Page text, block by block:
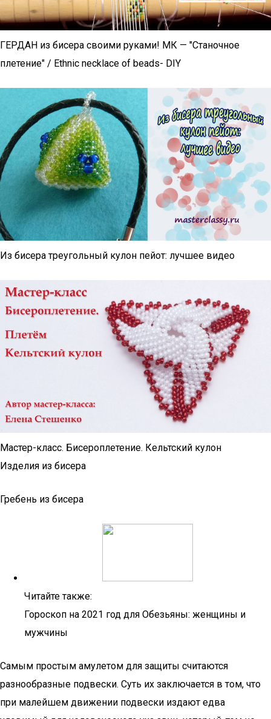
ГЕРДАН из бисера своими руками! МК — "Станочное
плетение" / Ethnic necklace of beads- DIY
Из бисера треугольный кулон пейот: лучшее видео
Мастер-класс. Бисероплетение. Кельтский кулон
Изделия из бисера
Гребень из бисера
Читайте также:
Гороскоп на 2021 год для Обезьяны: женщины и
мужчины
Самым простым амулетом для защиты считаются
разнообразные подвески. Суть их заключается в том, что
при малейшем движении подвески издают едва